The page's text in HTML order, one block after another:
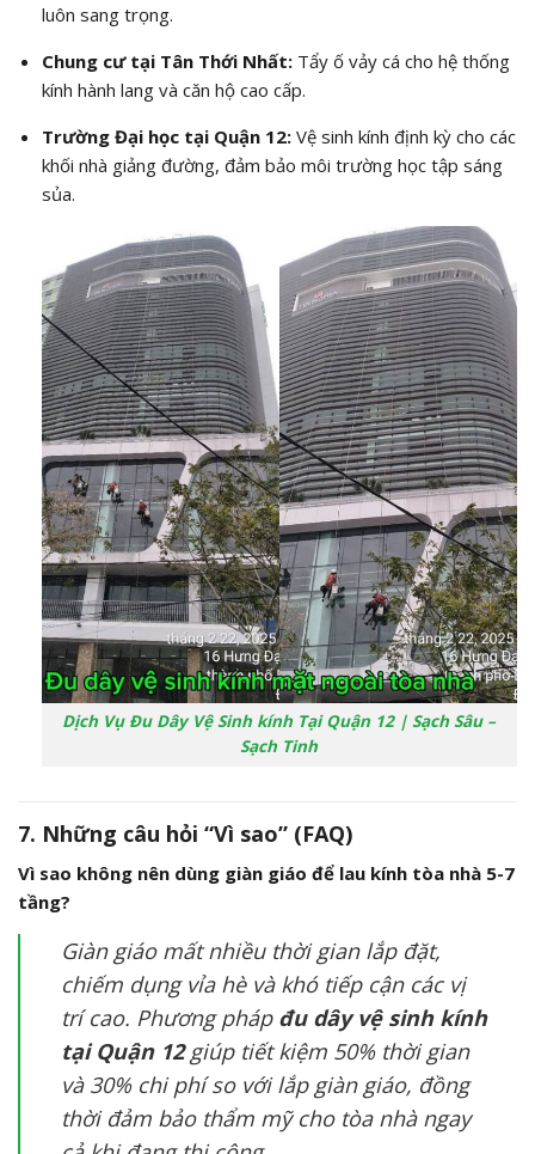
luôn sang trọng.
Chung cư tại Tân Thới Nhất:Tẩy ố vảy cá cho hệ thống
kính hành lang và căn hộ cao cấp.
Trường Đại học tại Quận 12:Vệ sinh kính định kỳ cho các
khối nhà giảng đường, đảm bảo môi trường học tập sáng
sủa.
Dịch Vụ Đu Dây Vệ Sinh kính Tại Quận 12 | Sạch Sâu –
Sạch Tinh
7. Những câu hỏi “Vì sao” (FAQ)
Vì sao không nên dùng giàn giáo để lau kính tòa nhà 5-7
tầng?
Giàn giáo mất nhiều thời gian lắp đặt,
chiếm dụng vỉa hè và khó tiếp cận các vị
trí cao. Phương pháp đu dây vệ sinh kính
tại Quận 12giúp tiết kiệm 50% thời gian
và 30% chi phí so với lắp giàn giáo, đồng
thời đảm bảo thẩm mỹ cho tòa nhà ngay